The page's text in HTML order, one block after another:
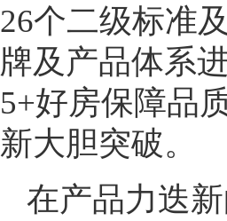
26个二级标准
牌及产品体系
5+好房保障品
新大胆突破。
在产品力迭